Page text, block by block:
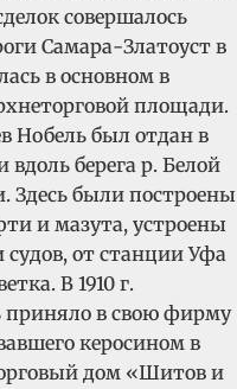
совершалось
Самара-Златоуст в
в основном в
площади.
Нобель был отдан в
берега р. Белой
Здесь были построены
и мазута, устроены
от станции Уфа
В 1910 г.
приняло в свою фирму
керосином в
дом «Шитов и